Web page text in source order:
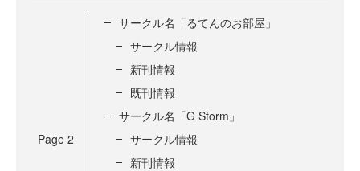
Page 2
サークル名「るてんのお部屋」
サークル情報
新刊情報
既刊情報
サークル名「G Storm」
サークル情報
新刊情報